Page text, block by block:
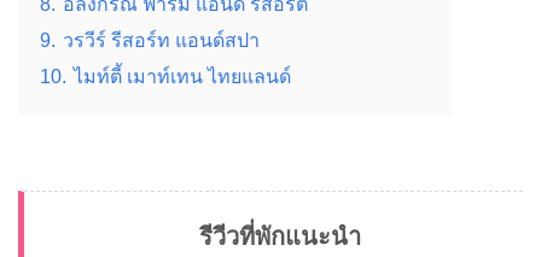
8. อลงกรณ์ ฟาร์ม แอนด์ รีสอร์ต
9. วรวีร์ รีสอร์ท แอนด์สปา
10. ไมท์ตี้ เมาท์เทน ไทยแลนด์
รีวีวที่พักแนะนำ